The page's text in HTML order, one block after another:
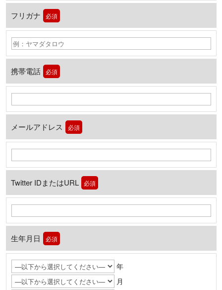
フリガナ 必須
携帯電話 必須
メールアドレス 必須
Twitter IDまたはURL 必須
生年月日 必須
年
月